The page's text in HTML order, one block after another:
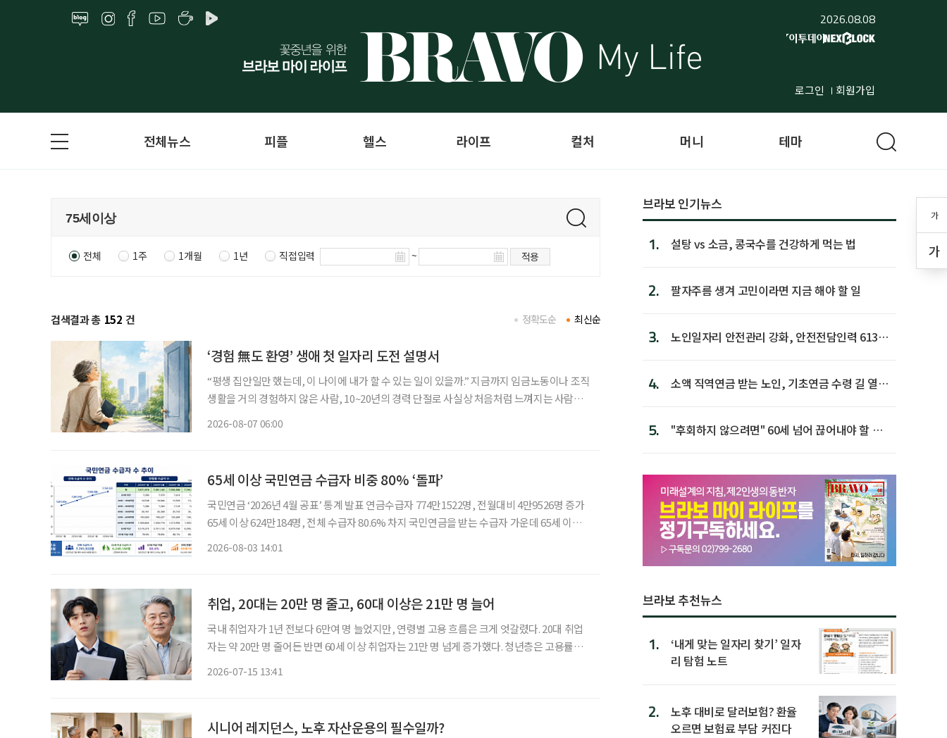
2026.08.08
로그인 회원가입
가
가
전체뉴스 피플 헬스 라이프 컬처 머니 테마
전체 1주 1개월 1년 직접입력 ~ 적용
검색결과 총 152 건 최신순
정확도순
‘경험 無도 환영’ 생애 첫 일자리 도전 설명서
“평생 집안일만 했는데, 이 나이에 내가 할 수 있는 일이 있을까.” 지금까지 임금노동이나 조직
생활을 거의 경험하지 않은 사람, 10~20년의 경력 단절로 사실상 처음처럼 느껴지는 사람은
2026-08-07 06:00
65세 이상 국민연금 수급자 비중 80% ‘돌파’
국민연금 ‘2026년 4월 공표’ 통계 발표 연금수급자 774만1522명, 전월대비 4만9526명 증가
65세 이상 624만184명, 전체 수급자 80.6% 차지 국민연금을 받는 수급자 가운데 65세 이상
2026-08-03 14:01
취업, 20대는 20만 명 줄고, 60대 이상은 21만 명 늘어
국내 취업자가 1년 전보다 6만여 명 늘었지만, 연령별 고용 흐름은 크게 엇갈렸다. 20대 취업
자는 약 20만 명 줄어든 반면 60세 이상 취업자는 21만 명 넘게 증가했다. 청년층은 고용률과
2026-07-15 13:41
시니어 레지던스, 노후 자산운용의 필수일까?
브라보 인기뉴스
1. 설탕 vs 소금, 콩국수를 건강하게 먹는 법
2. 팔자주름 생겨 고민이라면 지금 해야 할 일
3.
노인일자리 안전관리 강화, 안전전담인력 613명
4.
소액 직역연금 받는 노인, 기초연금 수령 길 열린
5.
"후회하지 않으려면" 60세 넘어 끊어내야 할 사
브라보 추천뉴스
1.
‘내게 맞는 일자리 찾기’ 일자
리 탐험 노트
2.
노후 대비로 달러보험? 환율
오르면 보험료 부담 커진다